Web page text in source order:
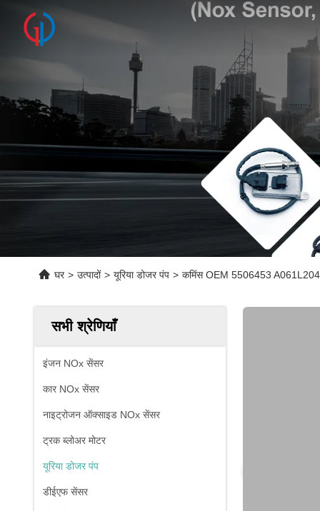
घर > उत्पादों > यूरिया डोजर पंप > कमिंस OEM 5506453 A061L204
सभी श्रेणियाँ
इंजन NOx सेंसर
कार NOx सेंसर
नाइट्रोजन ऑक्साइड NOx सेंसर
ट्रक ब्लोअर मोटर
यूरिया डोजर पंप
डीईएफ सेंसर